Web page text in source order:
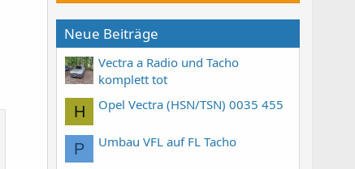
Neue Beiträge
Vectra a Radio und Tacho
komplett tot
H Opel Vectra (HSN/TSN) 0035 455
P Umbau VFL auf FL Tacho